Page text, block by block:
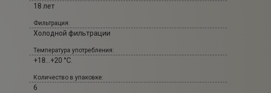
18 лет
Фильтрация:
Холодной фильтрации
Температура употребления:
+18...+20 °С.
Количество в упаковке:
6